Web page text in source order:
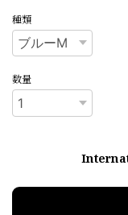
種類
数量